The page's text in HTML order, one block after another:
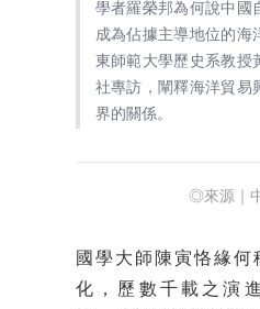
學者羅榮邦為何說中國
成為佔據主導地位的海
東師範大學歷史系教授
社專訪，闡釋海洋貿易
界的關係。
◎來源｜
國學大師陳寅恪緣何
化，歷數千載之演